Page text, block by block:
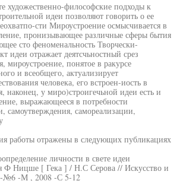
художественно-философские подходы к
идеи позволяют говорить о ее
сти Мироустроение осмысчивается в
пронизывающее различные сферы бытия
сто феноменальность Творчески-
идеи отражает деятсчьностный срез
мироустроение, понятое в ракурсе
и всеобщего, актуализирует
человека, его встроен-иость в
наконец, у миро)строигечьной идеи есть и
выражающееся в потребности
самоутверждения, самореализации,
работы отражены в следующих публикациях
личности в свете идеи
Ф Ницше [ Гека ] / Н.С Серова // Искусство и
-№6 -М , 2008 -С 5-12